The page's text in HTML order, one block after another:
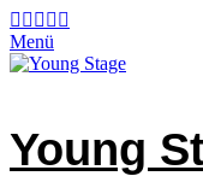
Zum
Inhalt
springen
Facebook
E-
Mail
Instagram
Telefon
Menü
Young